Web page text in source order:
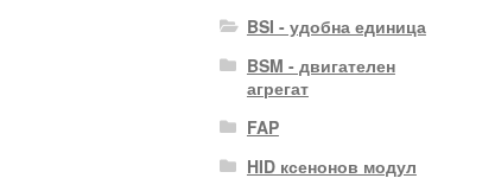
BSI - удобна единица
BSM - двигателен
агрегат
FAP
HID ксенонов модул